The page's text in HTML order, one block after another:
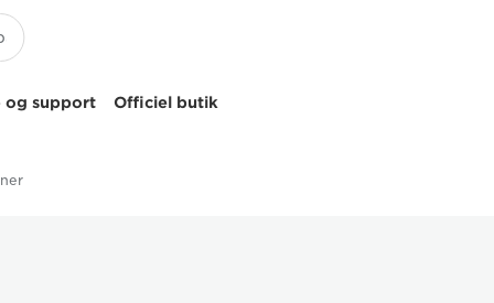
support Officiel butik